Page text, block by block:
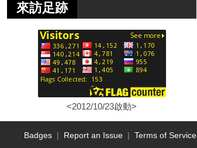
來訪足跡
<2012/10/23啟動>
Badges | Report an Issue | Terms of Service